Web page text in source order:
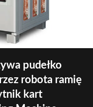
pudełko
robota ramię
kart